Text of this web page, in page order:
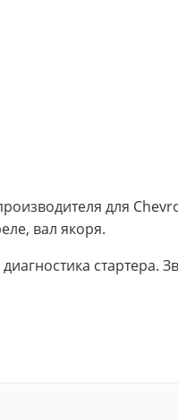
для
вал якоря.